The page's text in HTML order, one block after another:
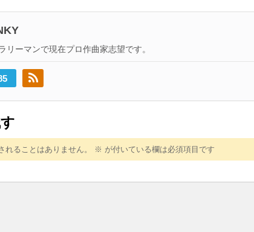
稿:
リーマンで現在プロ作曲家志望です。
れることはありません。 ※ が付いている欄は必須項目です